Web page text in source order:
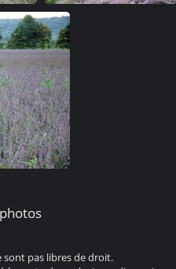
sont pas libres de droit.